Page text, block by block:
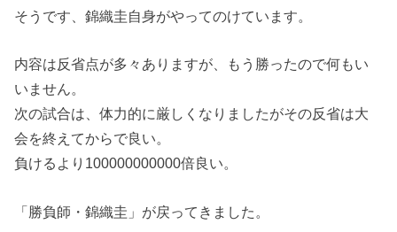
そうです、錦織圭自身がやってのけています。
内容は反省点が多々ありますが、もう勝ったので何もい
いません。
次の試合は、体力的に厳しくなりましたがその反省は大
会を終えてからで良い。
負けるより100000000000倍良い。
「勝負師・錦織圭」が戻ってきました。